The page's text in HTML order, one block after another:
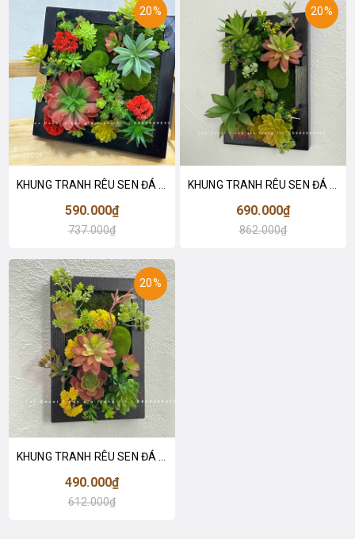
20%
590.000₫
737.000₫
20%
690.000₫
862.000₫
20%
490.000₫
612.000₫